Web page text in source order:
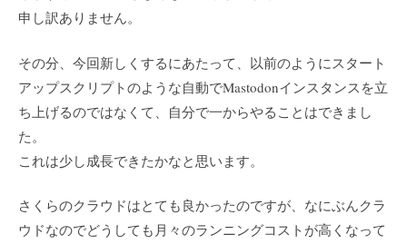
申し訳ありません。
その分、今回新しくするにあたって、以前のようにスタート
アップスクリプトのような自動でMastodonインスタンスを立
ち上げるのではなくて、自分で一からやることはできまし
た。
これは少し成長できたかなと思います。
さくらのクラウドはとても良かったのですが、なにぶんクラ
ウドなのでどうしても月々のランニングコストが高くなって